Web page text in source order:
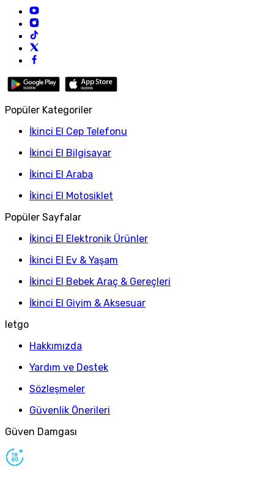
Popüler Kategoriler
İkinci El Cep Telefonu
İkinci El Bilgisayar
İkinci El Araba
İkinci El Motosiklet
Popüler Sayfalar
İkinci El Elektronik Ürünler
İkinci El Ev & Yaşam
İkinci El Bebek Araç & Gereçleri
İkinci El Giyim & Aksesuar
letgo
Hakkımızda
Yardım ve Destek
Sözleşmeler
Güvenlik Önerileri
Güven Damgası